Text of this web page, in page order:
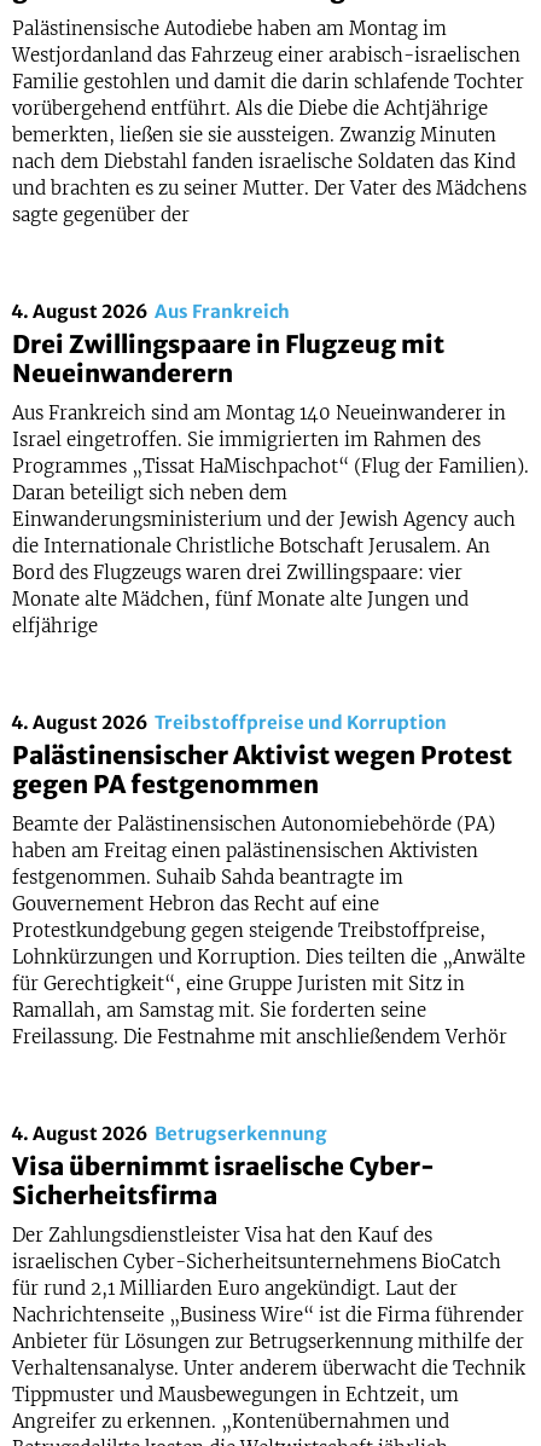
Palästinensische Autodiebe haben am Montag im
Westjordanland das Fahrzeug einer arabisch-israelischen
Familie gestohlen und damit die darin schlafende Tochter
vorübergehend entführt. Als die Diebe die Achtjährige
bemerkten, ließen sie sie aussteigen. Zwanzig Minuten
nach dem Diebstahl fanden israelische Soldaten das Kind
und brachten es zu seiner Mutter. Der Vater des Mädchens
sagte gegenüber der
4. August 2026 Aus Frankreich
Drei Zwillingspaare in Flugzeug mit
Neueinwanderern
Aus Frankreich sind am Montag 140 Neueinwanderer in
Israel eingetroffen. Sie immigrierten im Rahmen des
Programmes „Tissat HaMischpachot“ (Flug der Familien).
Daran beteiligt sich neben dem
Einwanderungsministerium und der Jewish Agency auch
die Internationale Christliche Botschaft Jerusalem. An
Bord des Flugzeugs waren drei Zwillingspaare: vier
Monate alte Mädchen, fünf Monate alte Jungen und
elfjährige
4. August 2026 Treibstoffpreise und Korruption
Palästinensischer Aktivist wegen Protest
gegen PA festgenommen
Beamte der Palästinensischen Autonomiebehörde (PA)
haben am Freitag einen palästinensischen Aktivisten
festgenommen. Suhaib Sahda beantragte im
Gouvernement Hebron das Recht auf eine
Protestkundgebung gegen steigende Treibstoffpreise,
Lohnkürzungen und Korruption. Dies teilten die „Anwälte
für Gerechtigkeit“, eine Gruppe Juristen mit Sitz in
Ramallah, am Samstag mit. Sie forderten seine
Freilassung. Die Festnahme mit anschließendem Verhör
4. August 2026 Betrugserkennung
Visa übernimmt israelische Cyber-
Sicherheitsfirma
Der Zahlungsdienstleister Visa hat den Kauf des
israelischen Cyber-Sicherheitsunternehmens BioCatch
für rund 2,1 Milliarden Euro angekündigt. Laut der
Nachrichtenseite „Business Wire“ ist die Firma führender
Anbieter für Lösungen zur Betrugserkennung mithilfe der
Verhaltensanalyse. Unter anderem überwacht die Technik
Tippmuster und Mausbewegungen in Echtzeit, um
Angreifer zu erkennen. „Kontenübernahmen und